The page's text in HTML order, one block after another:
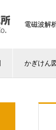
電磁波解
かぎけん